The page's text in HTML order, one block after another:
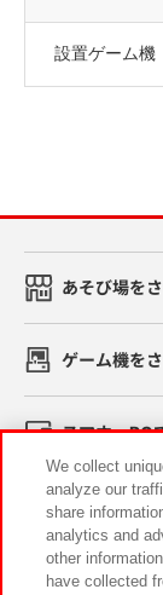
設置ゲーム機
あそび場を
ゲーム機を
スマホ・PC
イベント・
We collect
analyze our
share
analytics and
other
have collected